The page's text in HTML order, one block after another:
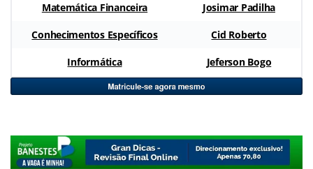
Matemática Financeira Josimar Padilha
Conhecimentos Específicos Cid Roberto
Informática Jeferson Bogo